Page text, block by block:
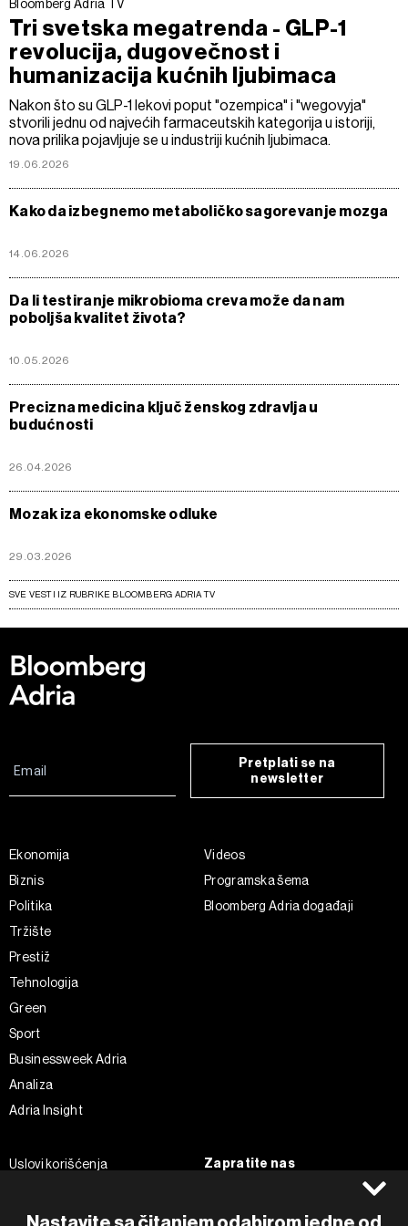
Bloomberg Adria TV
Tri svetska megatrenda - GLP-1
revolucija, dugovečnost i
humanizacija kućnih ljubimaca
Nakon što su GLP-1 lekovi poput "ozempica" i "wegovyja"
stvorili jednu od najvećih farmaceutskih kategorija u istoriji,
nova prilika pojavljuje se u industriji kućnih ljubimaca.
19.06.2026
Kako da izbegnemo metaboličko sagorevanje mozga
14.06.2026
Da li testiranje mikrobioma creva može da nam
poboljša kvalitet života?
10.05.2026
Precizna medicina ključ ženskog zdravlja u
budućnosti
26.04.2026
Mozak iza ekonomske odluke
29.03.2026
SVE VESTI IZ RUBRIKE BLOOMBERG ADRIA TV
Pretplati se na
newsletter
Ekonomija
Biznis
Politika
Tržište
Prestiž
Tehnologija
Green
Sport
Businessweek Adria
Analiza
Adria Insight
Videos
Programska šema
Bloomberg Adria događaji
Uslovi korišćenja
Impressum
Zapratite nas
Instagram